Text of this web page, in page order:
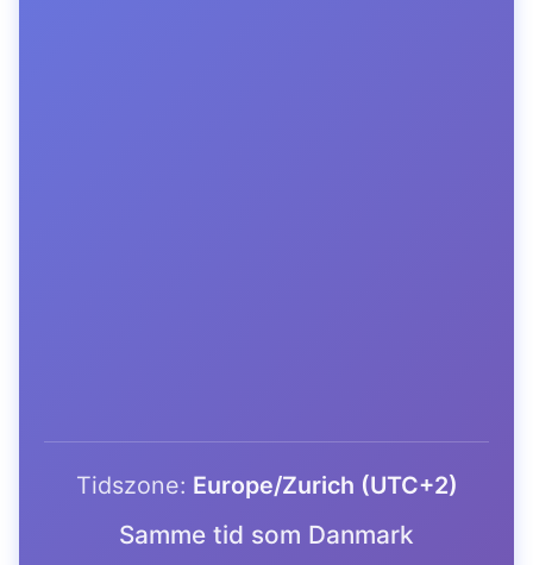
Tidszone: Europe/Zurich (UTC+2)
Samme tid som Danmark